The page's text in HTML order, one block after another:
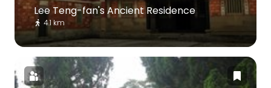
Lee Teng-fan's Ancient Residence
4.1 km